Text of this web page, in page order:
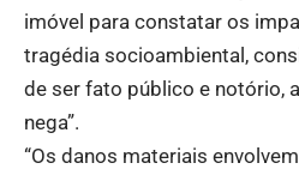
imóvel para constatar os
tragédia socioambiental,
de ser fato público e notório,
nega”.
“Os danos materiais